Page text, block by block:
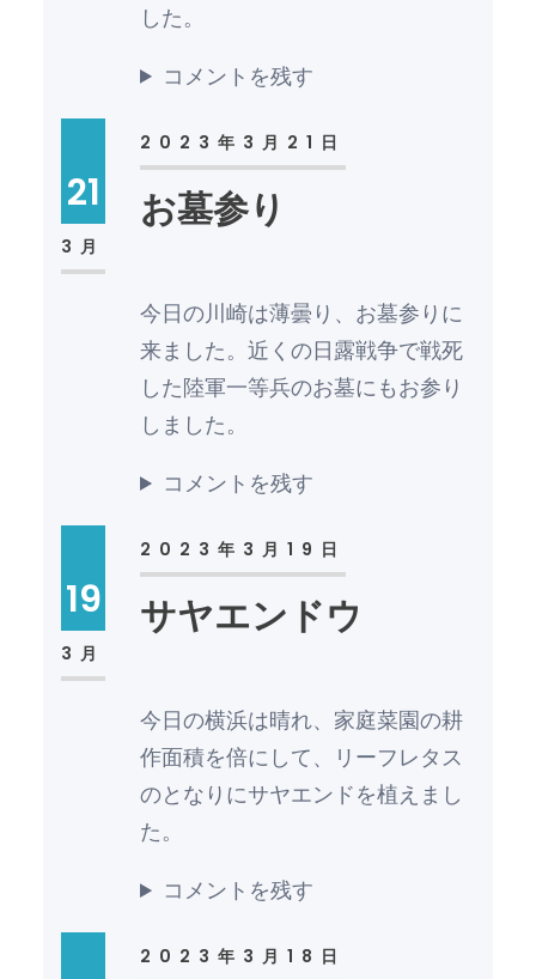
した。
コメントを残す
21
3月
2023年3月21日
お墓参り
今日の川崎は薄曇り、お墓参りに
来ました。近くの日露戦争で戦死
した陸軍一等兵のお墓にもお参り
しました。
コメントを残す
19
3月
2023年3月19日
サヤエンドウ
今日の横浜は晴れ、家庭菜園の耕
作面積を倍にして、リーフレタス
のとなりにサヤエンドを植えまし
た。
コメントを残す
2023年3月18日